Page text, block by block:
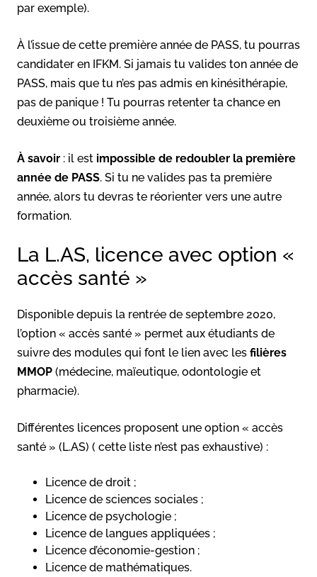
par exemple).
À l’issue de cette première année de PASS, tu pourras
candidater en IFKM. Si jamais tu valides ton année de
PASS, mais que tu n’es pas admis en kinésithérapie,
pas de panique ! Tu pourras retenter ta chance en
deuxième ou troisième année.
À savoir : il est impossible de redoubler la première
année de PASS. Si tu ne valides pas ta première
année, alors tu devras te réorienter vers une autre
formation.
La L.AS, licence avec option «
accès santé »
Disponible depuis la rentrée de septembre 2020,
l’option « accès santé » permet aux étudiants de
suivre des modules qui font le lien avec les filières
MMOP (médecine, maïeutique, odontologie et
pharmacie).
Différentes licences proposent une option « accès
santé » (L.AS) ( cette liste n’est pas exhaustive) :
Licence de droit ;
Licence de sciences sociales ;
Licence de psychologie ;
Licence de langues appliquées ;
Licence d’économie-gestion ;
Licence de mathématiques.